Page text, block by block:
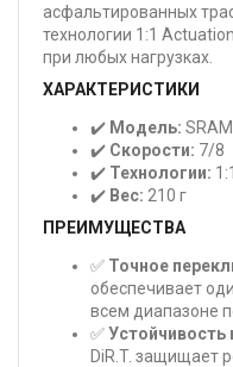
асфальтированных
технологии 1:1
при любых нагрузках.
ХАРАКТЕРИСТИКИ
✔️ Модель:
✔️ Скорости: 7/8
✔️ Технологии:
✔️ Вес: 210 г
ПРЕИМУЩЕСТВА
✅ Точное
обеспечивает
всем диапазоне
✅Устойчивость
DiR.T. защищает